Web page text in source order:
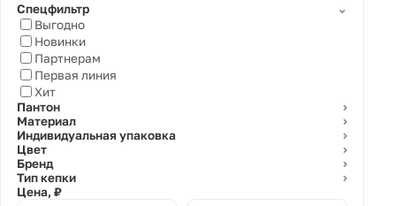
Спецфильтр
⌄
Выгодно
Новинки
Партнерам
Первая линия
Хит
Пантон
⌄
Материал ⌄
Индивидуальная упаковка ⌄
Цвет ⌄
Бренд ⌄
Тип кепки ⌄
Цена, ₽